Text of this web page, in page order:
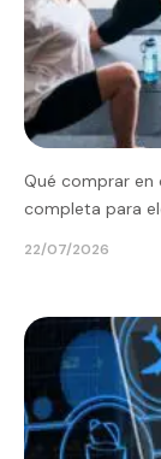
Qué comprar en
completa para
22/07/2026